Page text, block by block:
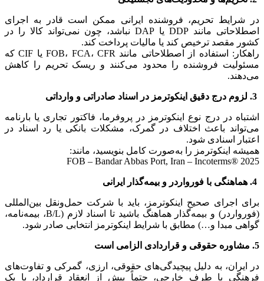
در شرایط تحریم، فروشنده ایرانی ممکن است قادر به اجرای
اصطلاحاتی مانند DDP یا DAP نباشد، چون نمی‌تواند کالا را در
کشور مقصد ترخیص کند یا مالیات پرداخت کند.
راهکار: استفاده از اصطلاحاتی مانند FOB، FCA، CFR یا CIF که
مسئولیت فروشنده را محدود می‌کنند و ریسک تحریم را کاهش
می‌دهند.
اشتباه در درج نوع اینکوترمز در پروفرما، فاکتور تجاری یا بارنامه
می‌تواند باعث اختلاف در گمرک، مشکلات بانکی یا رد اسناد در
اعتبار اسنادی شود.
همیشه اینکوترمز را به‌صورت کامل بنویسید، مانند:
FOB – Bandar Abbas Port, Iran – Incoterms® 2025
برای اجرای صحیح اینکوترمز، باید با شرکت حمل‌ونقل بین‌المللی
(فورواردر) و بیمه‌گذار هماهنگ باشید تا اسناد لازم (B/L، بیمه‌نامه،
گواهی مبدا و…) مطابق با شرایط اینکوترمز انتخابی صادر شود.
5. مشاوره حقوقی و قراردادی الزامی است
در ایران، به دلیل پیچیدگی‌های حقوقی، ارزی، گمرکی و تفاوت‌های
فرهنگی با طرف خارجی، حتماً پیش از انعقاد قرارداد، با یک